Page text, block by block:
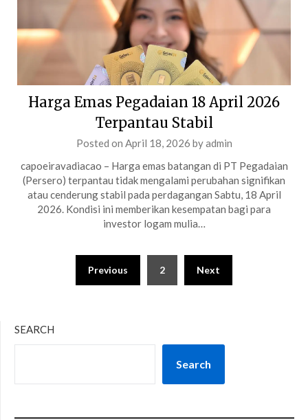
Harga Emas Pegadaian 18 April 2026
Terpantau Stabil
Posted on April 18, 2026 byadmin
capoeiravadiacao – Harga emas batangan di PT Pegadaian
(Persero) terpantau tidak mengalami perubahan signifikan
atau cenderung stabil pada perdagangan Sabtu, 18 April
2026. Kondisi ini memberikan kesempatan bagi para
investor logam mulia…
pagination
Previous 2 Next
SEARCH
Search